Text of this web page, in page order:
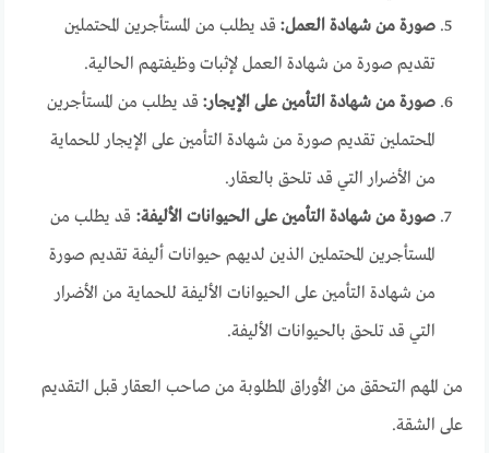
صورة من شهادة العمل: قد يطلب من المستأجرين المحتملين
تقديم صورة من شهادة العمل لإثبات وظيفتهم الحالية.
صورة من شهادة التأمين على الإيجار: قد يطلب من المستأجرين
المحتملين تقديم صورة من شهادة التأمين على الإيجار للحماية
من الأضرار التي قد تلحق بالعقار.
صورة من شهادة التأمين على الحيوانات الأليفة: قد يطلب من
المستأجرين المحتملين الذين لديهم حيوانات أليفة تقديم صورة
من شهادة التأمين على الحيوانات الأليفة للحماية من الأضرار
التي قد تلحق بالحيوانات الأليفة.
من المهم التحقق من الأوراق المطلوبة من صاحب العقار قبل التقديم
على الشقة.